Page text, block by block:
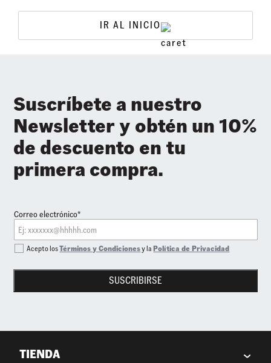
IR AL INICIO
Suscríbete a nuestro
Newsletter y obtén un 10%
de descuento en tu
primera compra.
Correo electrónico*
SUSCRIBIRSE
Acepto losTérminos y Condicionesy laPolítica de Privacidad
TIENDA